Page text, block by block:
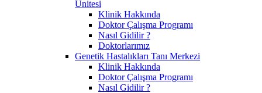
Ünitesi
Klinik Hakkında
Doktor Çalışma Programı
Nasıl Gidilir ?
Doktorlarımız
Genetik Hastalıkları Tanı Merkezi
Klinik Hakkında
Doktor Çalışma Programı
Nasıl Gidilir ?